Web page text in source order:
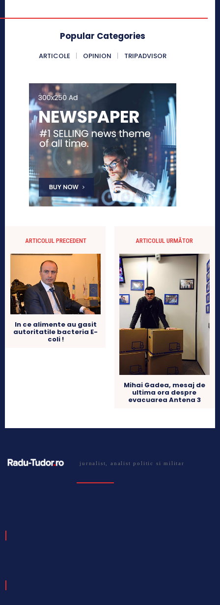
Popular Categories
ARTICOLE OPINION TRIPADVISOR
ARTICOLUL PRECEDENT
In ce alimente au gasit
autoritatile bacteria E-
coli !
ARTICOLUL URMĂTOR
Mihai Gadea, mesaj de
ultima ora despre
evacuarea Antena 3
jurnalist, analist politic si militar